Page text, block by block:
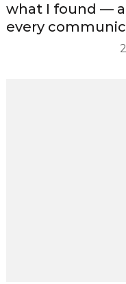
what I found —
every